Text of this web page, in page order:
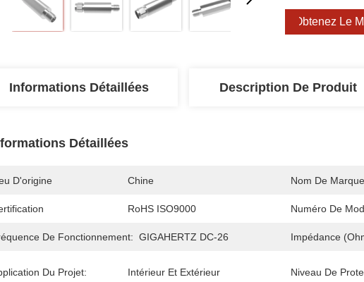
Obtenez Le
Informations Détaillées Description De Produit
Détaillées
D'origine Chine Nom De Marque
RoHS ISO9000 Numéro De
De Fonctionnement: GIGAHERTZ DC-26 Impédance
Du Projet: Intérieur Et Extérieur Niveau De